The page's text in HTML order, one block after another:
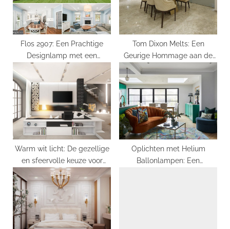
t
:
Flos 2907: Een Prachtige
Designlamp met een
Ongekende Lichtbeleving
Tom Dixon Melts: Een
Geurige Hommage aan de
Veranderende Vormen van
Licht
Warm wit licht: De gezellige
en sfeervolle keuze voor
jouw interieur
Oplichten met Helium
Ballonlampen: Een